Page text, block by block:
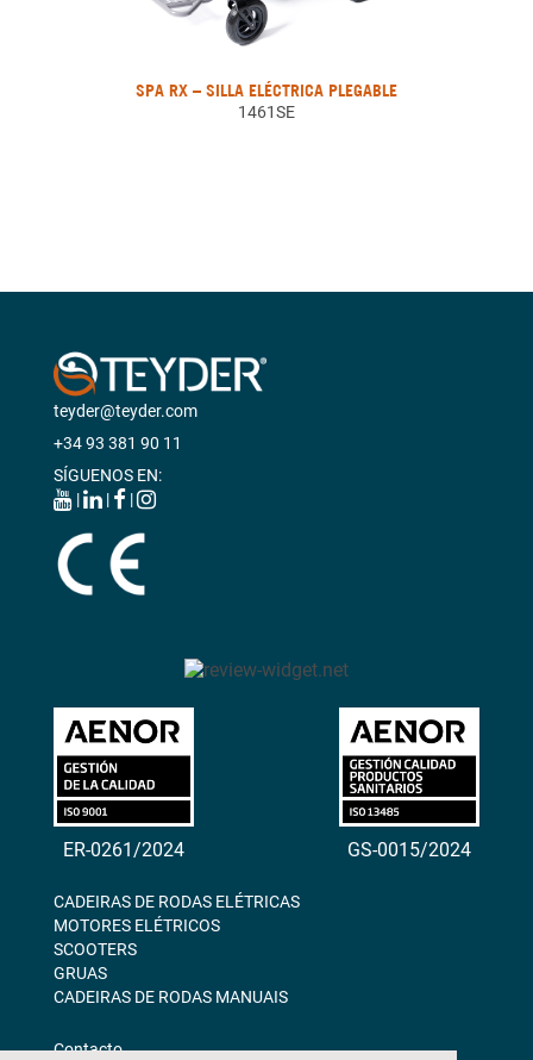
SPA RX – SILLA ELÉCTRICA PLEGABLE
1461SE
teyder@teyder.com
+34 93 381 90 11
SÍGUENOS EN:
|
| |
ER-0261/2024 GS-0015/2024
CADEIRAS DE RODAS ELÉTRICAS
MOTORES ELÉTRICOS
SCOOTERS
GRUAS
CADEIRAS DE RODAS MANUAIS
Contacto